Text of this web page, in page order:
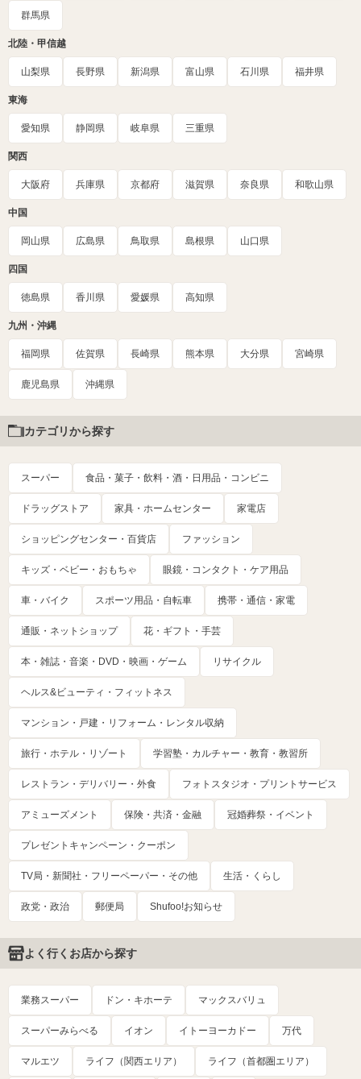
群馬県
北陸・甲信越
山梨県 長野県 新潟県 富山県 石川県 福井県
東海
愛知県 静岡県 岐阜県 三重県
関西
大阪府 兵庫県 京都府 滋賀県 奈良県 和歌山県
中国
岡山県 広島県 鳥取県 島根県 山口県
四国
徳島県 香川県 愛媛県 高知県
九州・沖縄
福岡県 佐賀県 長崎県 熊本県 大分県 宮崎県
鹿児島県 沖縄県
カテゴリから探す
スーパー 食品・菓子・飲料・酒・日用品・コンビニ
ドラッグストア 家具・ホームセンター 家電店
ショッピングセンター・百貨店 ファッション
キッズ・ベビー・おもちゃ 眼鏡・コンタクト・ケア用品
車・バイク スポーツ用品・自転車 携帯・通信・家電
通販・ネットショップ 花・ギフト・手芸
本・雑誌・音楽・DVD・映画・ゲーム リサイクル
ヘルス&ビューティ・フィットネス
マンション・戸建・リフォーム・レンタル収納
旅行・ホテル・リゾート 学習塾・カルチャー・教育・教習所
レストラン・デリバリー・外食 フォトスタジオ・プリントサービス
アミューズメント 保険・共済・金融 冠婚葬祭・イベント
プレゼントキャンペーン・クーポン
TV局・新聞社・フリーペーパー・その他 生活・くらし
政党・政治 郵便局 Shufoo!お知らせ
よく行くお店から探す
業務スーパー ドン・キホーテ マックスバリュ
スーパーみらべる イオン イトーヨーカドー 万代
マルエツ ライフ（関西エリア） ライフ（首都圏エリア）